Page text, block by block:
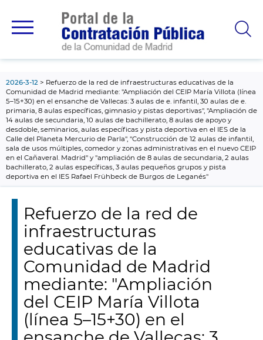
principal
2026-3-12
Refuerzo de la red de infraestructuras educativas de la
Comunidad de Madrid mediante: "Ampliación del CEIP María Villota (línea
5–15+30) en el ensanche de Vallecas: 3 aulas de e. infantil, 30 aulas de e.
primaria, 8 aulas específicas, gimnasio y pistas deportivas", "Ampliación de
14 aulas de secundaria, 10 aulas de bachillerato, 8 aulas de apoyo y
desdoble, seminarios, aulas específicas y pista deportiva en el IES de la
Calle del Planeta Mercurio de Parla", "Construcción de 12 aulas de infantil,
sala de usos múltiples, comedor y zonas administrativas en el nuevo CEIP
en el Cañaveral. Madrid" y "ampliación de 8 aulas de secundaria, 2 aulas
bachillerato, 2 aulas específicas, 3 aulas pequeños grupos y pista
deportiva en el IES Rafael Frühbeck de Burgos de Leganés"
Refuerzo de la red de
infraestructuras
educativas de la
Comunidad de Madrid
mediante: "Ampliación
del CEIP María Villota
(línea 5–15+30) en el